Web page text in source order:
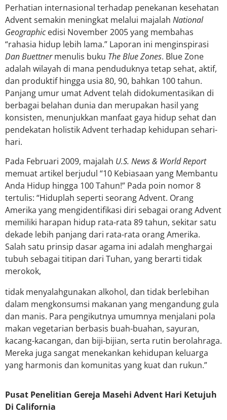
Perhatian internasional terhadap penekanan kesehatan
Advent semakin meningkat melalui majalah National
Geographicedisi November 2005 yang membahas
“rahasia hidup lebih lama.” Laporan ini menginspirasi
Dan Buettnermenulis buku The Blue Zones. Blue Zone
adalah wilayah di mana penduduknya tetap sehat, aktif,
dan produktif hingga usia 80, 90, bahkan 100 tahun.
Panjang umur umat Advent telah didokumentasikan di
berbagai belahan dunia dan merupakan hasil yang
konsisten, menunjukkan manfaat gaya hidup sehat dan
pendekatan holistik Advent terhadap kehidupan sehari-
hari.
Pada Februari 2009, majalah U.S. News & World Report
memuat artikel berjudul “10 Kebiasaan yang Membantu
Anda Hidup hingga 100 Tahun!” Pada poin nomor 8
tertulis: “Hiduplah seperti seorang Advent. Orang
Amerika yang mengidentifikasi diri sebagai orang Advent
memiliki harapan hidup rata-rata 89 tahun, sekitar satu
dekade lebih panjang dari rata-rata orang Amerika.
Salah satu prinsip dasar agama ini adalah menghargai
tubuh sebagai titipan dari Tuhan, yang berarti tidak
merokok,
tidak menyalahgunakan alkohol, dan tidak berlebihan
dalam mengkonsumsi makanan yang mengandung gula
dan manis. Para pengikutnya umumnya menjalani pola
makan vegetarian berbasis buah-buahan, sayuran,
kacang-kacangan, dan biji-bijian, serta rutin berolahraga.
Mereka juga sangat menekankan kehidupan keluarga
yang harmonis dan komunitas yang kuat dan rukun.”
Pusat Penelitian Gereja Masehi Advent Hari Ketujuh
Di California